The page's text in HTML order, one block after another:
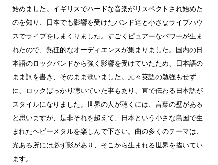
始めました。イギリスでハードな音楽がリスペクトされ始めた
のを知り、日本でも影響を受けたバンド達と小さなライブハウ
スでライブをしまくりました。すごくピュアーなパワーが生ま
れたので、熱狂的なオーディエンスが集まりました。国内の日
本語のロックバンドから強く影響を受けていたため、日本語の
まま詞を書き、そのまま歌いました。元々英語の勉強もせず
に、ロックばっかり聴いていた事もあり、直で伝わる日本語が
スタイルになりました。世界の人が聴くには、言葉の壁がある
と思いますが、是非それを超えて、日本という小さな島国で生
まれたヘビーメタルを楽しんで下さい。曲の多くのテーマは、
光ある所には必ず影があり、そこから生まれる世界を描いてい
ます。